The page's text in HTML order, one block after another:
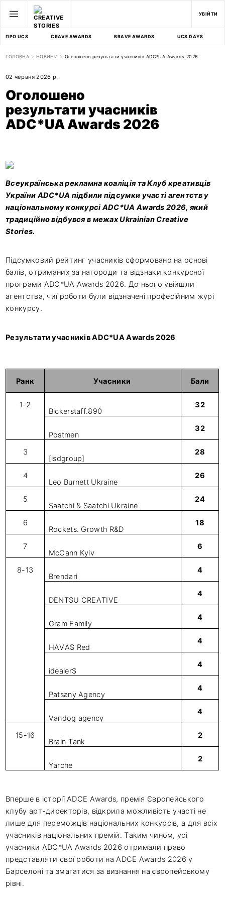
УВІЙТИ
ПРО UCS CRAVE AWARDS BRAVE AWARDS UCS DAYS
ГОЛОВНА НОВИНИ Оголошено результати учасників ADC*UA Awards 2026
Оголошено
результати учасників
ADC*UA Awards 2026
02 червня 2026 р.
Всеукраїнська рекламна коаліція та Клуб креативців
України ADC*UA підбили підсумки участі агентств у
національному конкурсі ADC*UA Awards 2026, який
традиційно відбувся в межах Ukrainian Creative
Stories.
Підсумковий рейтинг учасників сформовано на основі
балів, отриманих за нагороди та відзнаки конкурсної
програми ADC*UA Awards 2026. До нього увійшли
агентства, чиї роботи були відзначені професійним журі
конкурсу.
Результати учасників ADC*UA Awards 2026
Ранк Учасники Бали
1-2
Bickerstaff.890
32
Postmen
32
3
[isdgroup]
28
4
Leo Burnett Ukraine
26
5
Saatchi & Saatchi Ukraine
24
6
Rockets. Growth R&D
18
7
McCann Kyiv
6
8-13
Brendari
4
DENTSU CREATIVE
4
Gram Family
4
HAVAS Red
4
idealer$
4
Patsany Agency
4
Vandog agency
4
15-16
Brain Tank
2
Yarche
2
Вперше в історії ADCE Awards, премія Європейського
клубу арт-директорів, відкрила можливість участі не
лише для переможців національних конкурсів, а для всіх
учасників національних премій. Таким чином, усі
учасники ADC*UA Awards 2026 отримали право
представляти свої роботи на ADCE Awards 2026 у
Барселоні та змагатися за визнання на європейському
рівні.